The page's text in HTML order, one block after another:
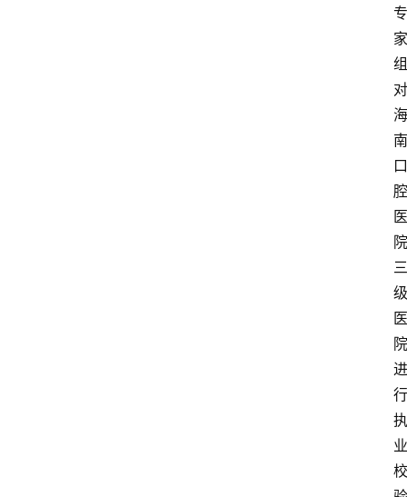
专
家
组
对
海
南
口
腔
医
院
三
级
医
院
进
行
执
业
校